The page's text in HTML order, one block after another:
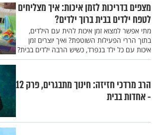
מצפים בדריכות לזמן איכות: איך מצליחים
לטפח ילדים בבית ברוך ילדים?
מתי אפשר למצוא זמן איכות להית עם הילדים,
בתוך הררי הפעילות השוטפת? ואיך יוצרים זמן
איכות עם כל ילד בנפרד, כשיש הרבה ילדים בבית?
הרב מרדכי חזיזה: חינוך מתבגרים, פרק 12
- אחדות בבית